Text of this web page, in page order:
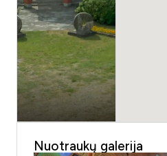
Nuotraukų galerija